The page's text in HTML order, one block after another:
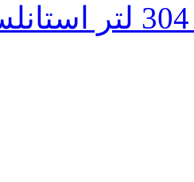
ثلاجة تورنيدو انفرتر